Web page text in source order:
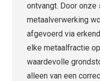
ontvangt. Door
metaalverwerking
afgevoerd via
elke metaalfractie
waardevolle
alleen van een